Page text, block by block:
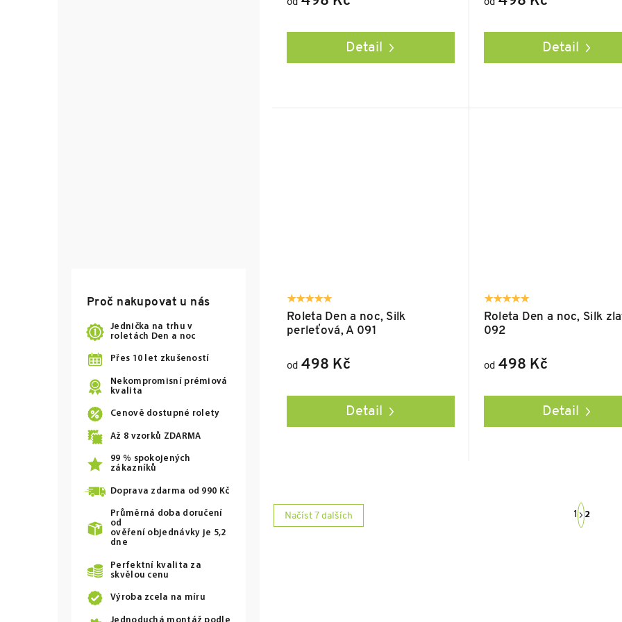
Proč nakupovat u nás
Jednička na trhu v
roletách Den a noc
Přes 10 let zkušeností
Nekompromisní prémiová
kvalita
Cenově dostupné rolety
Až 8 vzorků ZDARMA
99 % spokojených
zákazníků
Doprava zdarma od 990 Kč
Průměrná doba doručení
od
ověření objednávky je 5,2
dne
Perfektní kvalita za
skvělou cenu
Výroba zcela na míru
od
Detail
od
Detail
Roleta Den a noc, Silk
perleťová, A 091
od 498 Kč
Detail
Roleta Den a noc, Silk
092
od498 Kč
Detail
Načíst 7 dalších
S
t
r
1 2